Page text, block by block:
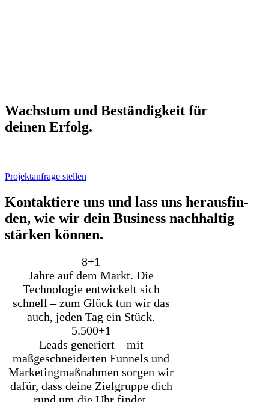
Wachs­tum und Bestän­dig­keit für
dei­nen Erfolg.
Projektanfrage stellen
Kon­tak­tie­re uns und lass uns her­aus­fin­
den, wie wir dein Busi­ness nach­hal­tig
stär­ken kön­nen.
8+1
Jahre auf dem Markt. Die
Technologie entwickelt sich
schnell – zum Glück tun wir das
auch, jeden Tag ein Stück.
5.500+1
Leads generiert – mit
maßgeschneiderten Funnels und
Marketingmaßnahmen sorgen wir
dafür, dass deine Zielgruppe dich